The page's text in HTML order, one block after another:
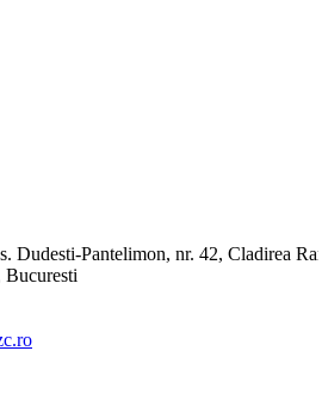
Dudesti-Pantelimon, nr. 42, Cladirea
Bucuresti